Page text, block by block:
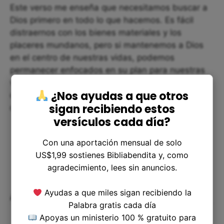
Este verso me enseña que necesitamos buscar a
Dios primero en todo lo que hacemos. Es fácil
distraernos con los bienes materiales y los
placeres mundanos, pero si mantenemos a Dios
en el centro de nuestras vidas, podemos
permanecer enfocados en su plan para nuestras
vidas. También me muestra la importancia de ser
conscientes de nuestras bendiciones y permitir
que Dios guíe nuestras decisiones.
Aplicación a nuestra vida
¿Nos ayudas a que otros
sigan recibiendo estos
versículos cada día?
Con una aportación mensual de solo
US$1,99 sostienes Bibliabendita y, como
agradecimiento, lees sin anuncios.
Ayudas a que miles sigan recibiendo la
Palabra gratis cada día
Apoyas un ministerio 100 % gratuito para